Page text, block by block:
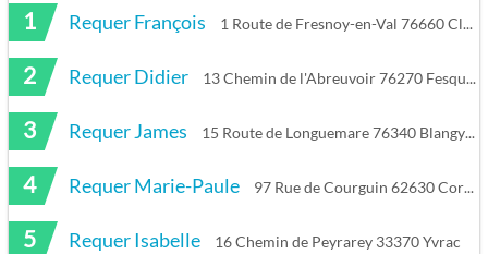
1 Requer François 1 Route de Fresnoy-en-Val 76660 Clais
2 Requer Didier 13 Chemin de l'Abreuvoir 76270 Fesques
3 Requer James 15 Route de Longuemare 76340 Blangy-sur-Bresle
4 Requer Marie-Paule 97 Rue de Courguin 62630 Cormont
5 Requer Isabelle 16 Chemin de Peyrarey 33370 Yvrac